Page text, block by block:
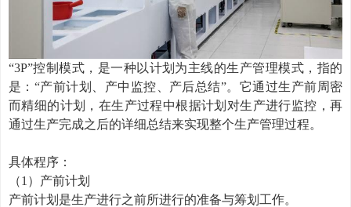
“3P”控制模式，是一种以计划为主线的生产管理模式，指的
是：“产前计划、产中监控、产后总结”。它通过生产前周密
而精细的计划，在生产过程中根据计划对生产进行监控，再
通过生产完成之后的详细总结来实现整个生产管理过程。
具体程序：
（1）产前计划
产前计划是生产进行之前所进行的准备与筹划工作。